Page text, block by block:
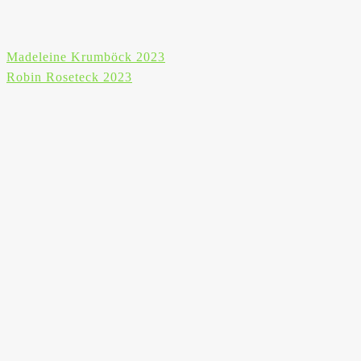
Beitragsnavigation
Madeleine Krumböck 2023
Robin Roseteck 2023